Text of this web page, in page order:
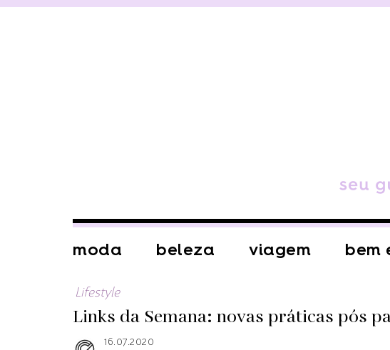
moda beleza viagem bem
Lifestyle
Links da Semana: novas práticas pós
16.07.2020